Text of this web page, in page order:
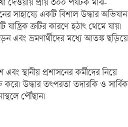
সাহায্যে একটি বিশাল উদ্ধার অভিযান
ত্রুটির কারণে হঠাৎ থেমে যায়।
ভ্রমণার্থীদের মধ্যে আতঙ্ক ছড়িয়ে
স্থানীয় প্রশাসনের কর্মীদের নিয়ে
উদ্ধার তৎপরতা তদারকি ও সার্বিক
পৌঁছান।